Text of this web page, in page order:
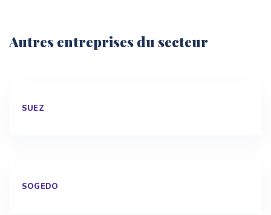
Autres entreprises du secteur
SUEZ
SOGEDO